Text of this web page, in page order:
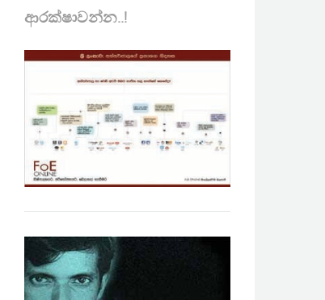
ආරක්ෂාවන්න..!